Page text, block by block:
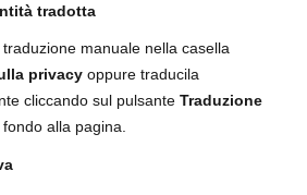
tradotta
manuale nella casella
privacy oppure traducila
cliccando sul pulsante Traduzione
fondo alla pagina.